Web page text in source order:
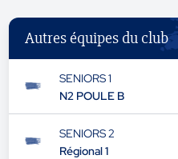
Autres équipes du club
SENIORS 1
N2 POULE B
SENIORS 2
Régional 1